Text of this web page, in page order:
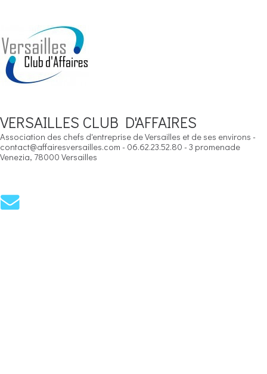
VERSAILLES CLUB D'AFFAIRES
Association des chefs d'entreprise de Versailles et de ses environs -
contact@affairesversailles.com - 06.62.23.52.80 - 3 promenade
Venezia, 78000 Versailles